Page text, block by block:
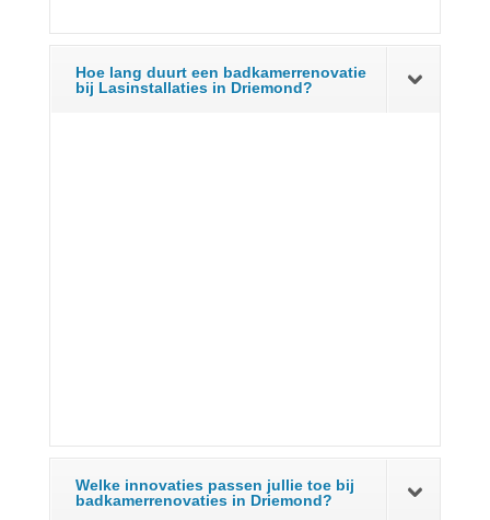
Hoe lang duurt een badkamerrenovatie
bij Lasinstallaties in Driemond?
Welke innovaties passen jullie toe bij
badkamerrenovaties in Driemond?